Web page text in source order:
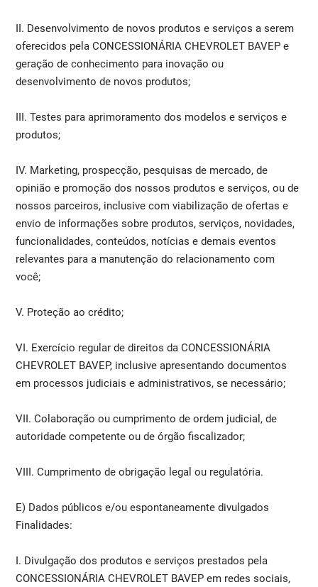
II. Desenvolvimento de novos produtos e serviços a serem
oferecidos pela CONCESSIONÁRIA CHEVROLET BAVEP e
geração de conhecimento para inovação ou
desenvolvimento de novos produtos;
III. Testes para aprimoramento dos modelos e serviços e
produtos;
IV. Marketing, prospecção, pesquisas de mercado, de
opinião e promoção dos nossos produtos e serviços, ou de
nossos parceiros, inclusive com viabilização de ofertas e
envio de informações sobre produtos, serviços, novidades,
funcionalidades, conteúdos, notícias e demais eventos
relevantes para a manutenção do relacionamento com
você;
V. Proteção ao crédito;
VI. Exercício regular de direitos da CONCESSIONÁRIA
CHEVROLET BAVEP, inclusive apresentando documentos
em processos judiciais e administrativos, se necessário;
VII. Colaboração ou cumprimento de ordem judicial, de
autoridade competente ou de órgão fiscalizador;
VIII. Cumprimento de obrigação legal ou regulatória.
E) Dados públicos e/ou espontaneamente divulgados
Finalidades:
I. Divulgação dos produtos e serviços prestados pela
CONCESSIONÁRIA CHEVROLET BAVEP em redes sociais,